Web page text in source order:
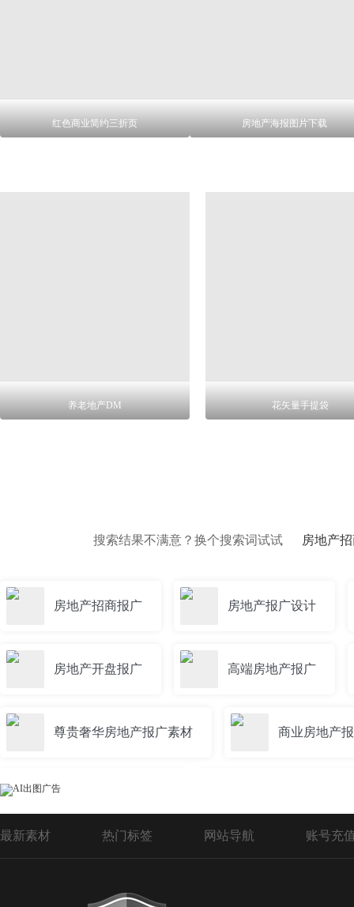
红色商业简约三折页 房地产海报图片下载
养老地产DM 花矢量手提袋
搜索结果不满意？换个搜索词试试 房地产
房地产招商报广 房地产报广设计
房地产开盘报广 高端房地产报广
尊贵奢华房地产报广素材 商业房地产
商业房地产系列报广
中国风房地产报广素材 房地产别墅报广
最新素材 热门标签 网站导航 账号充